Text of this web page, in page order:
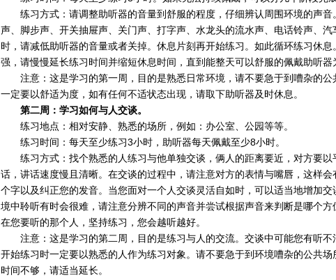
练习方式：请调整助听器的音量到舒服的程度，仔细辨认周围环境的声音
声、脚步声、开关抽屉声、关门声、打字声、水龙头的流水声、电话铃声、
时，请减低助听器的音量或者关掉。休息片刻再开始练习。如此循环练习休
强，请慢慢延长练习时间并缩短休息时间，直到能整天可以舒服的佩戴助听器
注意：这是学习的第一周，目的是熟悉日常环境，请不要急于到嘈杂的
一定要以舒适为度，如有任何不适状态出现，请取下助听器及时休息。
第二周：学习如何与人交谈。
练习地点：相对安静、熟悉的场所，例如：办公室、公园等等。
练习时间：每天至少练习3小时，助听器每天佩戴至少8小时。
练习方式：找个熟悉的人练习与他单独交谈，俩人的距离要近，对方要
话，讲话速度慢且清晰。在交谈的过程中，请注意对方的表情与嘴唇，这样
个字以及纠正您的发音。当您面对一个人交谈灵活自如时，可以适当地增加
境中聆听有时会很难，请注意分辨不同的声音并尝试根据声音来判断是哪个
在您要听的那个人，坚持练习，您会越听越好。
注意：这是学习的第二周，目的是练习与人的交流。交谈中可能您有听不
开始练习时一定要以熟悉的人作为练习对象。请不要急于到环境嘈杂的公共场
时间不够，请适当延长。